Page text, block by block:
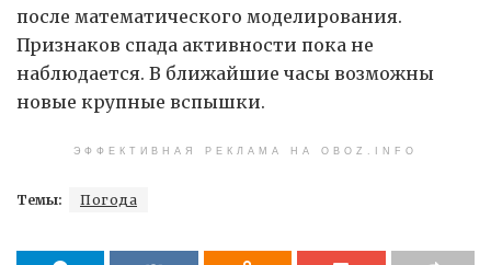
после математического моделирования.
Признаков спада активности пока не
наблюдается. В ближайшие часы возможны
новые крупные вспышки.
ЭФФЕКТИВНАЯ РЕКЛАМА НА OBOZ.INFO
Темы: Погода